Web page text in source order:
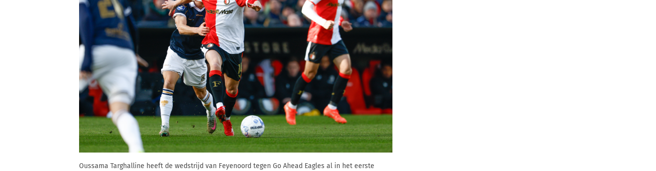
Oussama Targhalline heeft de wedstrijd van Feyenoord tegen Go Ahead Eagles al in het eerste